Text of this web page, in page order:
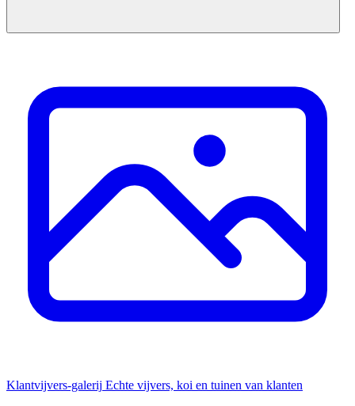
Klantvijvers-galerij Echte vijvers, koi en tuinen van klanten